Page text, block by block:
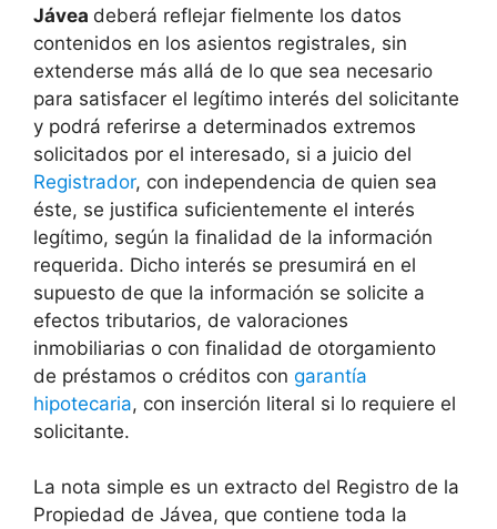
Jávea deberá reflejar fielmente los datos
contenidos en los asientos registrales, sin
extenderse más allá de lo que sea necesario
para satisfacer el legítimo interés del solicitante
y podrá referirse a determinados extremos
solicitados por el interesado, si a juicio del
Registrador, con independencia de quien sea
éste, se justifica suficientemente el interés
legítimo, según la finalidad de la información
requerida. Dicho interés se presumirá en el
supuesto de que la información se solicite a
efectos tributarios, de valoraciones
inmobiliarias o con finalidad de otorgamiento
de préstamos o créditos con garantía
hipotecaria, con inserción literal si lo requiere el
solicitante.
La nota simple es un extracto del Registro de la
Propiedad de Jávea, que contiene toda la